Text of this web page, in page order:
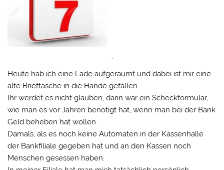
Heute hab ich eine Lade aufgeräumt und dabei ist mir eine
alte Brieftasche in die Hände gefallen.
Ihr werdet es nicht glauben, darin war ein Scheckformular,
wie man es vor Jahren benötigt hat, wenn man bei der Bank
Geld beheben hat wollen.
Damals, als es noch keine Automaten in der Kassenhalle
der Bankfiliale gegeben hat und an den Kassen noch
Menschen gesessen haben.